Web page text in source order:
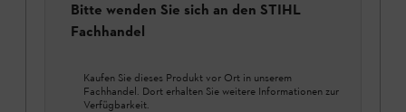
Bitte wenden Sie sich an den STIHL
Fachhandel
Kaufen Sie dieses Produkt vor Ort in unserem
Fachhandel. Dort erhalten Sie weitere Informationen zur
Verfügbarkeit.